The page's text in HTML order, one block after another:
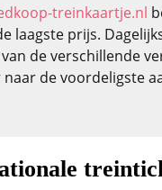
treinkaartje.nl
laagste prijs.
de verschillende
naar de voordeligste